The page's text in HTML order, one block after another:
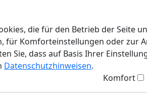
die für den Betrieb der Seite
für Komforteinstellungen oder zur
Sie, dass auf Basis Ihrer
Datenschutzhinweisen.
Komfort